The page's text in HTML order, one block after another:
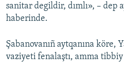
sanitar degildir, dımlı», – dep
haberinde.
Şabanovanıñ aytqanına köre,
vaziyeti fenalaştı, amma